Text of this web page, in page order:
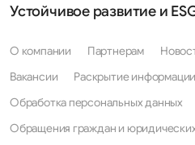
Устойчивое развитие и
О компании Партнерам
Вакансии
Раскрытие информации
Обработка персональных данных
Обращения граждан и